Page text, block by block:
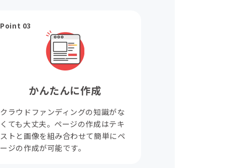
Point 03
かんたんに作成
クラウドファンディングの知識がな
くても大丈夫。ページの作成はテキ
ストと画像を組み合わせて簡単にペ
ージの作成が可能です。